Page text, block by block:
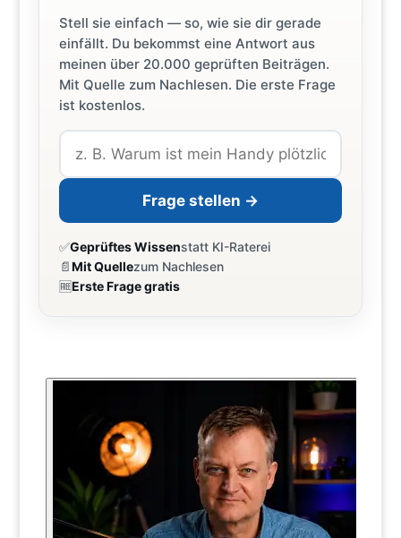
Stell sie einfach — so, wie sie dir gerade
einfällt. Du bekommst eine Antwort aus
meinen über 20.000 geprüften Beiträgen.
Mit Quelle zum Nachlesen. Die erste Frage
ist kostenlos.
Frage stellen →
✅Geprüftes Wissenstatt KI-Raterei
📄Mit Quellezum Nachlesen
🆓Erste Frage gratis